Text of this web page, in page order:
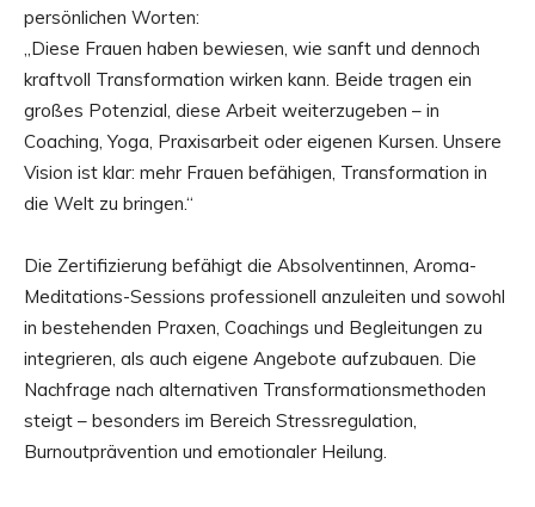
persönlichen Worten:
„Diese Frauen haben bewiesen, wie sanft und dennoch
kraftvoll Transformation wirken kann. Beide tragen ein
großes Potenzial, diese Arbeit weiterzugeben – in
Coaching, Yoga, Praxisarbeit oder eigenen Kursen. Unsere
Vision ist klar: mehr Frauen befähigen, Transformation in
die Welt zu bringen.“
Die Zertifizierung befähigt die Absolventinnen, Aroma-
Meditations-Sessions professionell anzuleiten und sowohl
in bestehenden Praxen, Coachings und Begleitungen zu
integrieren, als auch eigene Angebote aufzubauen. Die
Nachfrage nach alternativen Transformationsmethoden
steigt – besonders im Bereich Stressregulation,
Burnoutprävention und emotionaler Heilung.